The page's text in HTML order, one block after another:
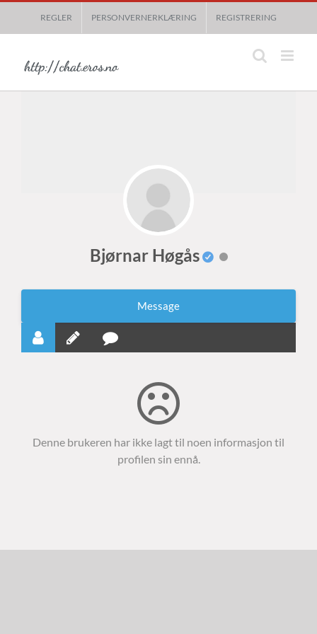
Skip
content
REGLER PERSONVERNERKLÆRING REGISTRERING
Bjørnar Høgås
Message
Denne brukeren har ikke lagt til noen informasjon til
profilen sin ennå.